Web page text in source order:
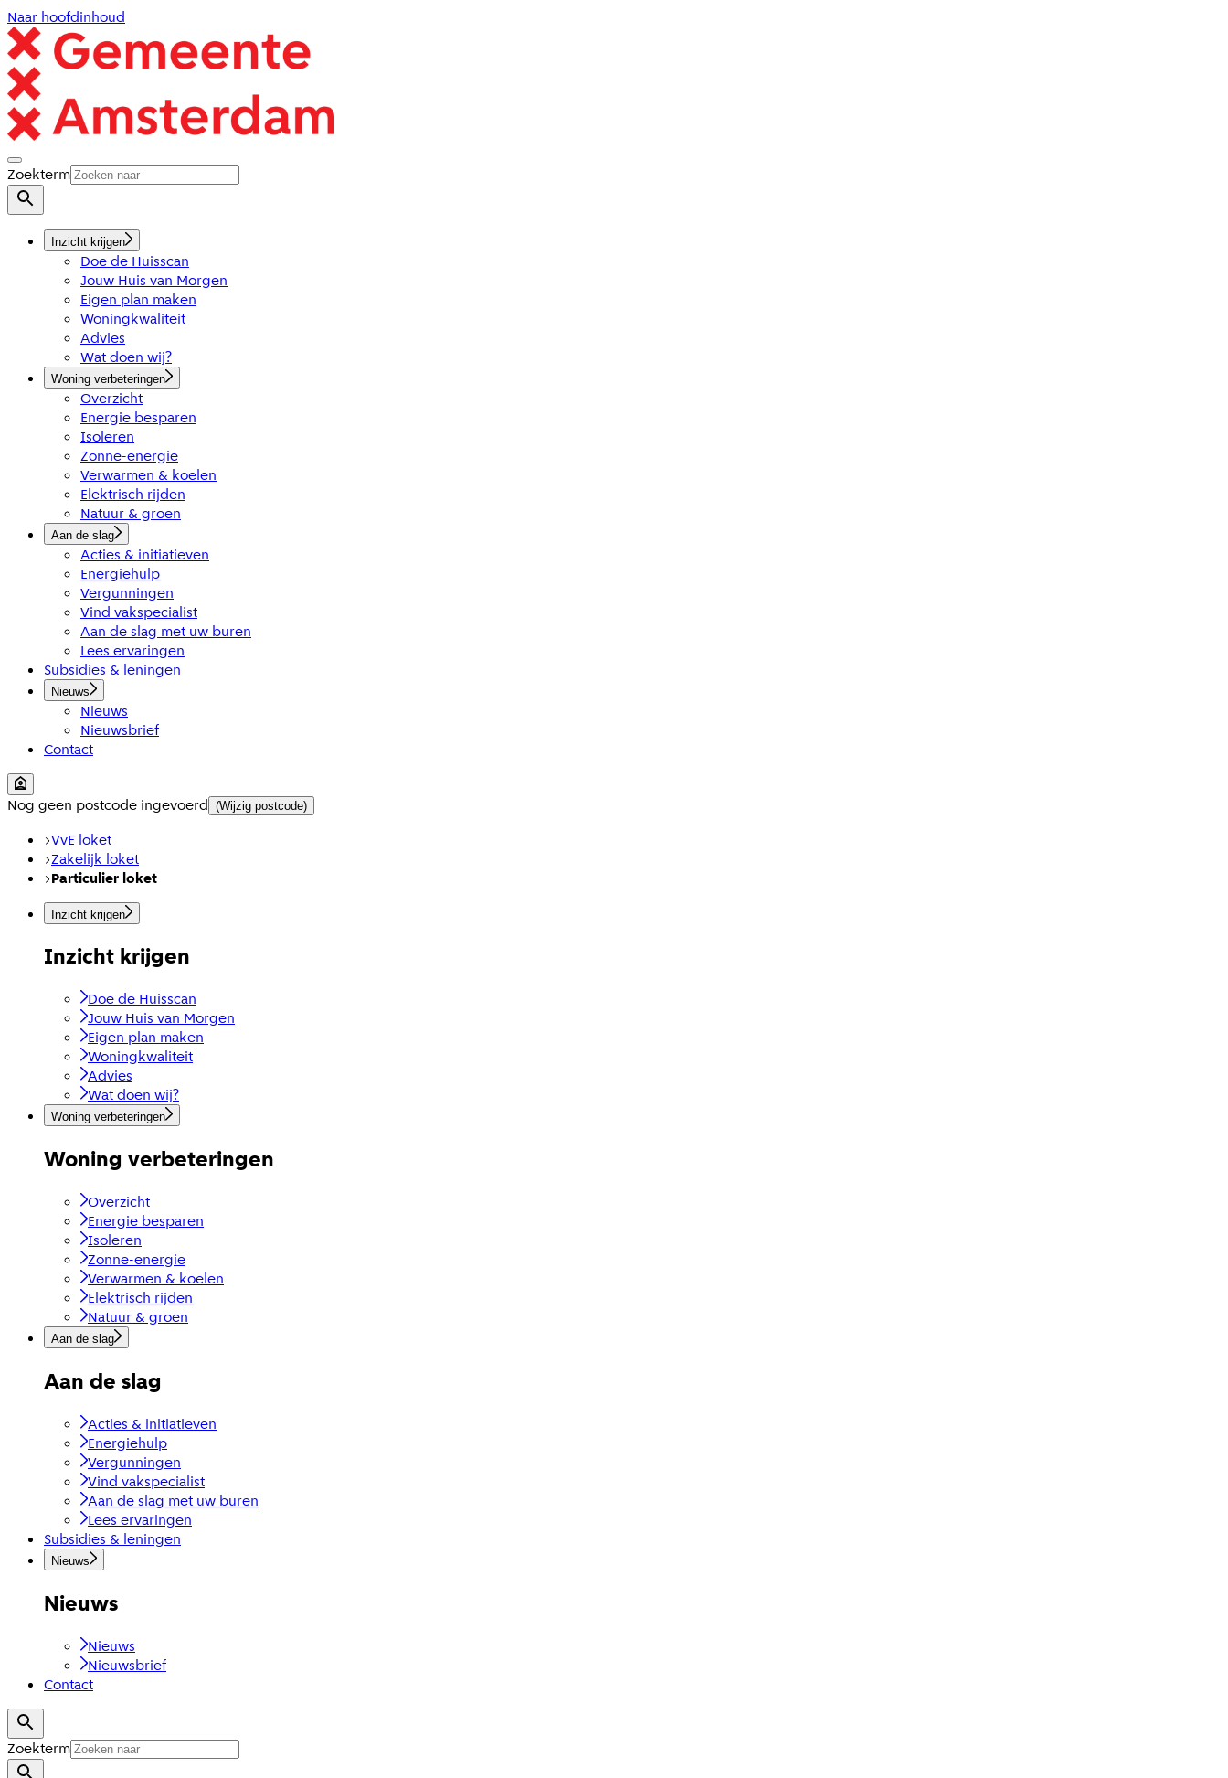
Naar hoofdinhoud
Zoekterm
Inzicht krijgen
Doe de Huisscan
Jouw Huis van Morgen
Eigen plan maken
Woningkwaliteit
Advies
Wat doen wij?
Woning verbeteringen
Overzicht
Energie besparen
Isoleren
Zonne-energie
Verwarmen & koelen
Elektrisch rijden
Natuur & groen
Aan de slag
Acties & initiatieven
Energiehulp
Vergunningen
Vind vakspecialist
Aan de slag met uw buren
Lees ervaringen
Subsidies & leningen
Nieuws
Nieuws
Nieuwsbrief
Contact
Nog geen postcode ingevoerd (Wijzig postcode)
VvE loket
Zakelijk loket
Particulier loket
Inzicht krijgen
Inzicht krijgen
Doe de Huisscan
Jouw Huis van Morgen
Eigen plan maken
Woningkwaliteit
Advies
Wat doen wij?
Woning verbeteringen
Woning verbeteringen
Overzicht
Energie besparen
Isoleren
Zonne-energie
Verwarmen & koelen
Elektrisch rijden
Natuur & groen
Aan de slag
Aan de slag
Acties & initiatieven
Energiehulp
Vergunningen
Vind vakspecialist
Aan de slag met uw buren
Lees ervaringen
Subsidies & leningen
Nieuws
Nieuws
Nieuws
Nieuwsbrief
Contact
Zoekterm